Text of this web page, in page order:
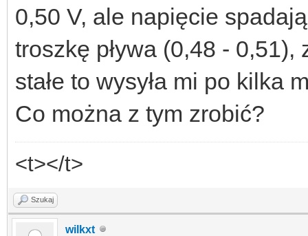
0,50 V, ale napięcie
troszkę pływa (0,48 -
stałe to wysyła mi po kilka
Co można z tym zrobić?
<t></t>
Szukaj
wilkxt